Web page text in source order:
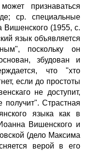
признаваться
ср. специальные
Вишенского (1955, с.
язык объявляется
поскольку он
збудован и
что "хто
если до простоты
не доступит,
Страстная
языка как в
Вишенского и
(дело Максима
верой в его